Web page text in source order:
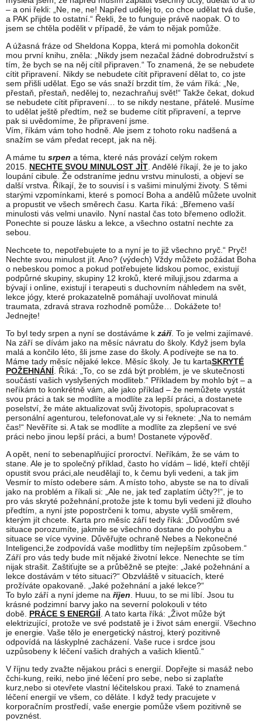
– a oni řekli: „Ne, ne, ne! Napřed udělej to, co chce udělat tvá duše,
a PAK přijde to ostatní.“ Řekli, že to funguje právě naopak. O to
jsem se chtěla podělit v případě, že vám to nějak pomůže.
A úžasná fráze od Sheldona Koppa, která mi pomohla dokončit
mou první knihu, zněla: „Nikdy jsem nezačal žádné dobrodružství s
tím, že bych se na něj cítil připraven.“ To znamená, že se nebudete
cítit připravení. Nikdy se nebudete cítit připravení dělat to, co jste
sem přišli udělat. Ego se vás snaží brzdit tím, že vám říká: „Ne,
přestaň, přestaň, nedělej to, nezachraňuj svět!“ Takže čekat, dokud
se nebudete cítit připravení… to se nikdy nestane, přátelé. Musíme
to udělat ještě předtím, než se budeme cítit připravení, a teprve
pak si uvědomíme, že připravení jsme.
Vím, říkám vám toho hodně. Ale jsem z tohoto roku nadšená a
snažím se vám předat recept, jak na něj.
A máme tu srpen a téma, které nás provází celým rokem
2015. NECHTE SVOU MINULOST JÍT . Andělé říkají, že je to jako
loupání cibule. Že odstraníme jednu vrstvu minulosti, a objeví se
další vrstva. Říkají, že to souvisí i s vašimi minulými životy. S těmi
starými vzpomínkami, které s pomocí Boha a andělů můžete uvolnit
a propustit ve všech směrech času. Karta říká: „Břemeno vaší
minulosti vás velmi unavilo. Nyní nastal čas toto břemeno odložit.
Ponechte si pouze lásku a lekce, a všechno ostatní nechte za
sebou.
Nechcete to, nepotřebujete to a nyní je to již všechno pryč.“ Pryč!
Nechte svou minulost jít. Ano? (výdech) Vždy můžete požádat Boha
o nebeskou pomoc a pokud potřebujete lidskou pomoc, existují
podpůrné skupiny, skupiny 12 kroků, které miluji,jsou zdarma a
bývají i online, existují i terapeuti s duchovním náhledem na svět,
lekce jógy, které prokazatelně pomáhají uvolňovat minulá
traumata, zdravá strava rozhodně pomůže… Dokážete to!
Jednejte!
To byl tedy srpen a nyní se dostáváme k září. To je velmi zajímavé.
Na září se dívám jako na měsíc návratu do školy. Když jsem byla
malá a končilo léto, šli jsme zase do školy. A podívejte se na to.
Máme tady měsíc nějaké lekce. Měsíc školy. Je tu kartaSKRYTÉ
POŽEHNÁNÍ . Říká: „To, co se zdá být problém, je ve skutečnosti
součástí vašich vyslyšených modliteb.“ Příkladem by mohlo být – a
neříkám to konkrétně vám, ale jako příklad – že nemůžete vystát
svou práci a tak se modlíte a modlíte za lepší práci, a dostanete
poselství, že máte aktualizovat svůj životopis, spolupracovat s
personální agenturou, telefonovat,ale vy si řeknete: „Na to nemám
čas!“ Nevěříte si. A tak se modlíte a modlíte za zlepšení ve své
práci nebo jinou lepší práci, a bum! Dostanete výpověď.
A opět, není to sebenaplňující proroctví. Neříkám, že se vám to
stane. Ale je to společný příklad, často ho vídám – lidé, kteří chtějí
opustit svou práci,ale neudělají to, k čemu byli vedeni, a tak jim
Vesmír to místo odebere sám. A místo toho, abyste se na to dívali
jako na problém a říkali si: „Ale ne, jak teď zaplatím účty?!“, je to
pro vás skryté požehnání,protože jste k tomu byli vedeni již dlouho
předtím, a nyní jste popostrčeni k tomu, abyste vyšli směrem,
kterým jít chcete. Karta pro měsíc září tedy říká: „Důvodům své
situace porozumíte, jakmile se všechno dostane do pohybu a
situace se více vyvine. Důvěřujte ochraně Nebes a Nekonečné
Inteligenci,že zodpovídá vaše modlitby tím nejlepším způsobem.“
Září pro vás tedy bude mít nějaké životní lekce. Nenechte se tím
nijak strašit. Zaštiťujte se a průběžně se ptejte: „Jaké požehnání a
lekce dostávám v této situaci?“ Obzvláště v situacích, které
prožíváte opakovaně. „Jaké požehnání a jaké lekce?“
To bylo září a nyní jdeme na říjen . Huuu, to se mi líbí. Jsou tu
krásné podzimní barvy jako na severní polokouli v této
době. PRÁCE S ENERGIÍ . A tato karta říká: „Život může být
elektrizující, protože ve své podstatě je i život sám energií. Všechno
je energie. Vaše tělo je energetický nástroj, který pozitivně
odpovídá na láskyplné zacházení. Vaše ruce i srdce jsou
uzpůsobeny k léčení vašich drahých a vašich klientů.“
V říjnu tedy zvažte nějakou práci s energií. Dopřejte si masáž nebo
čchi-kung, reiki, nebo jiné léčení pro sebe, nebo si zaplaťte
kurz,nebo si otevřete vlastní léčitelskou praxi. Také to znamená
léčení energií ve všem, co děláte. I když tedy pracujete v
korporačním prostředí, vaše energie pomůže všem pozitivně se
povznést.